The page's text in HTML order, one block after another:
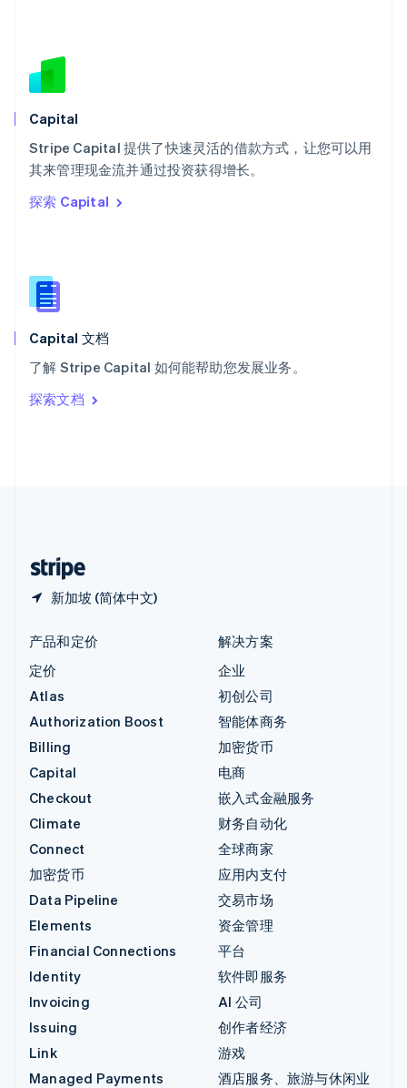
Capital
Stripe Capital 提供了快速灵活的借款方式，让您可以用
其来管理现金流并通过投资获得增长。
探索 Capital
Capital 文档
了解 Stripe Capital 如何能帮助您发展业务。
探索文档
新加坡 (简体中文)
斯洛伐克
斯洛文尼亚
泰国
ไทยEnglish
希腊
English
西班牙
新西兰
English
匈牙利
English
ItalianoEnglish
印度
English
产品和定价
定价
Atlas
Authorization Boost
Billing
Capital
Checkout
Climate
Connect
加密货币
Data Pipeline
Elements
Financial Connections
Identity
Invoicing
Issuing
Link
Managed Payments
解决方案
企业
初创公司
智能体商务
加密货币
电商
嵌入式金融服务
财务自动化
全球商家
应用内支付
交易市场
资金管理
平台
软件即服务
AI 公司
创作者经济
游戏
酒店服务、旅游与休闲业